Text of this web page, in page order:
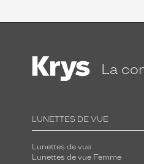
La
LUNETTES DE VUE
Lunettes de vue
Lunettes de vue Femme